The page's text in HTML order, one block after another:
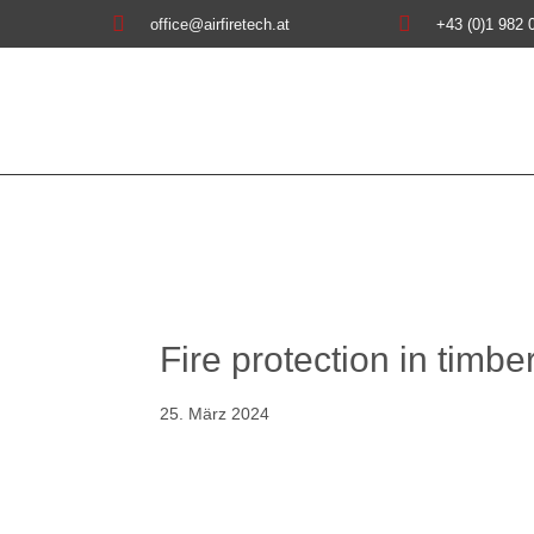
 office@airfiretech.at  +43 (0)1 982
Fire protection in
25. März 2024